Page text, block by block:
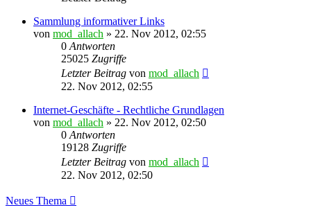
Sammlung informativer Links
von mod_allach » 22. Nov 2012, 02:55
0Antworten
25025 Zugriffe
Letzter Beitrag von mod_allach
22. Nov 2012, 02:55
Internet-Geschäfte - Rechtliche Grundlagen
von mod_allach » 22. Nov 2012, 02:50
0Antworten
19128 Zugriffe
Letzter Beitrag von mod_allach
22. Nov 2012, 02:50
Neues Thema